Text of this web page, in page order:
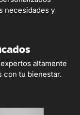
altamente
con tu bienestar.
necesidades y